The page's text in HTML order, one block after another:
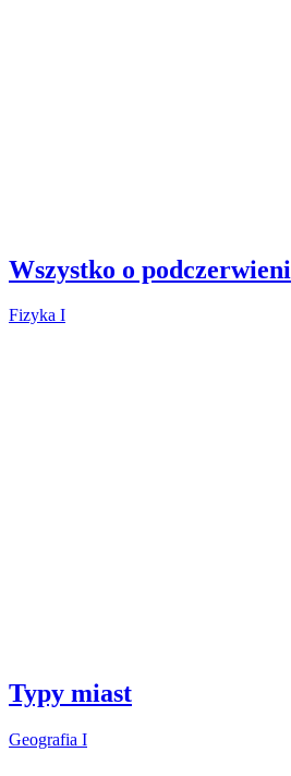
Wszystko o podczerwieni
Fizyka I
Typy miast
Geografia I